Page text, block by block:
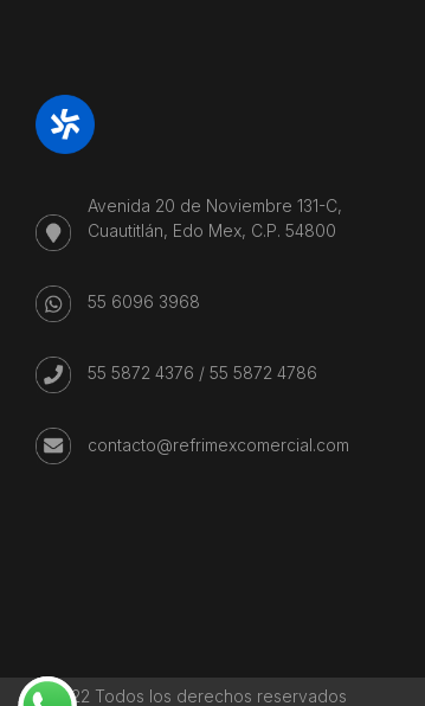
Avenida 20 de Noviembre 131-C,
Cuautitlán, Edo Mex, C.P. 54800
55 6096 3968
55 5872 4376 / 55 5872 4786
contacto@refrimexcomercial.com
©2022 Todos los derechos reservados